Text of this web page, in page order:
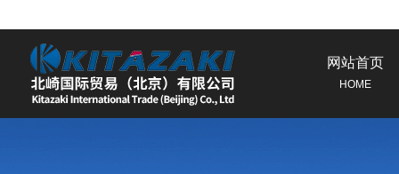
网站首页
HOME